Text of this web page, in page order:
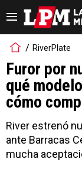
RiverPlate
Furor por
qué
cómo
River estrenó
ante Barracas
mucha